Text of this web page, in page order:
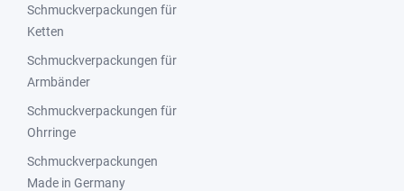
Schmuckverpackungen für
Ketten
Schmuckverpackungen für
Armbänder
Schmuckverpackungen für
Ohrringe
Schmuckverpackungen
Made in Germany